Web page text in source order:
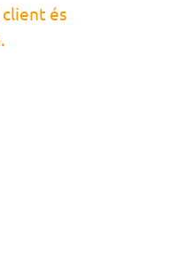
client és